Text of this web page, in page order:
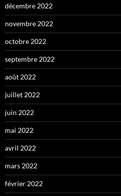
décembre 2022
novembre 2022
octobre 2022
septembre 2022
août 2022
juillet 2022
juin 2022
mai 2022
avril 2022
mars 2022
février 2022